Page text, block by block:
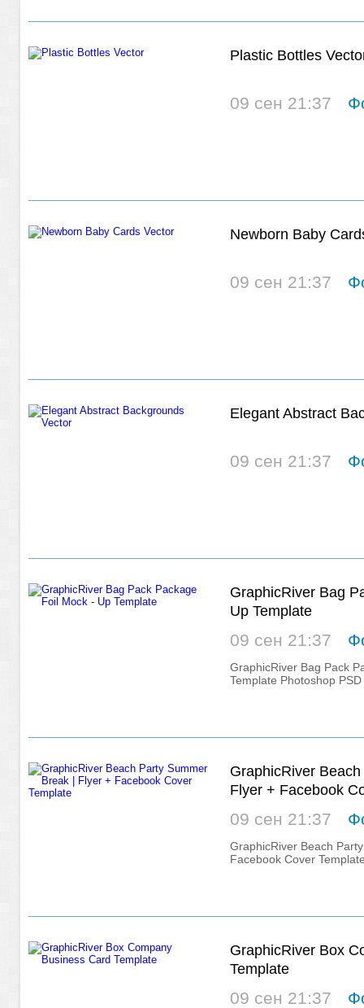
Plastic Bottles
09 сен 21:37
Newborn Baby
09 сен 21:37
Elegant Abstract
09 сен 21:37
GraphicRiver Bag
Up Template
09 сен 21:37
GraphicRiver Bag Pack
Template Photoshop
GraphicRiver
Flyer + Facebook
09 сен 21:37
GraphicRiver Beach
Facebook Cover
GraphicRiver Box
Template
09 сен 21:37